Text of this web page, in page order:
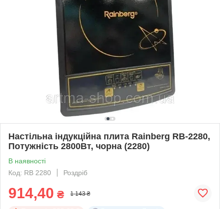
Настільна індукційна плита Rainberg RB-2280,
Потужність 2800Вт, чорна (2280)
В наявності
Код: RB 2280
Роздріб
914,40 ₴ 1 143 ₴